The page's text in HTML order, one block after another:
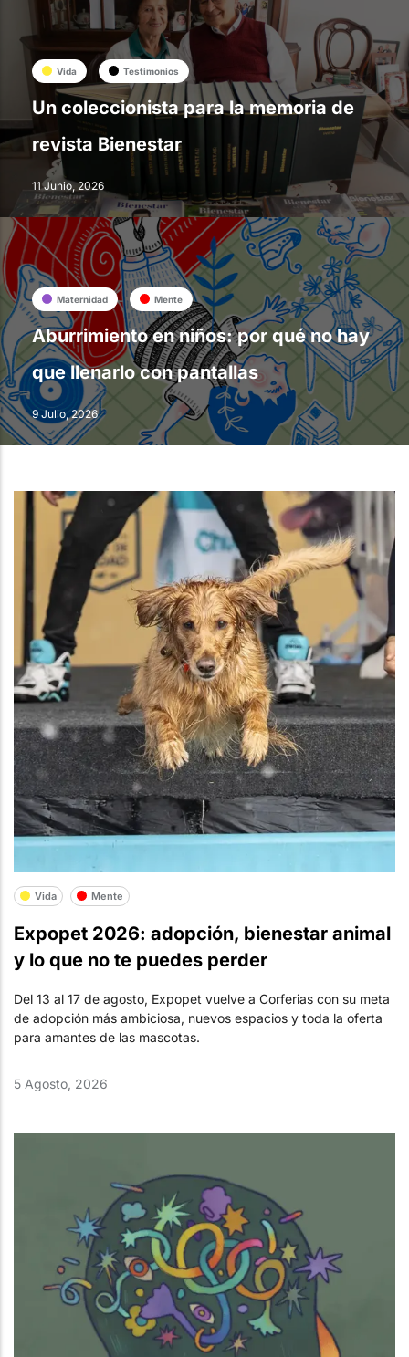
Vida Testimonios
Un coleccionista para la memoria de
revista Bienestar
11 Junio, 2026
Maternidad Mente
Aburrimiento en niños: por qué no hay
que llenarlo con pantallas
9 Julio, 2026
Vida Mente
Expopet 2026: adopción, bienestar animal
y lo que no te puedes perder
Del 13 al 17 de agosto, Expopet vuelve a Corferias con su meta
de adopción más ambiciosa, nuevos espacios y toda la oferta
para amantes de las mascotas.
5 Agosto, 2026